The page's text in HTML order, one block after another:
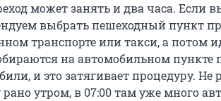
может занять и два часа. Если
выбрать пешеходный пункт
транспорте или такси, а потом
на автомобильном пункте
и это затягивает процедуру. Не
утром, в 07:00 там уже много